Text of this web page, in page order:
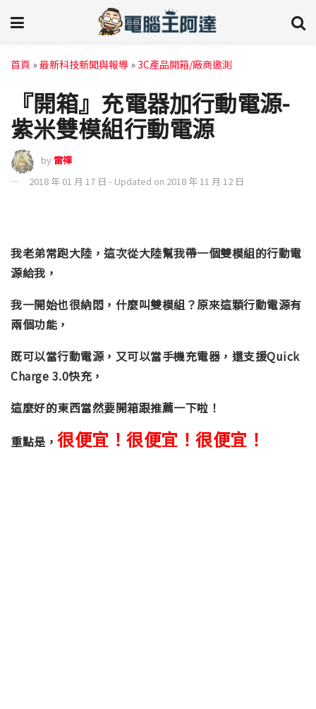
首頁 »最新科技新聞與報導 »3C產品開箱/廠商邀測
『開箱』充電器加行動電源-
紫米雙模組行動電源
by 雷禪
2018 年 01 月 17 日 - Updated on 2018 年 11 月 12 日
我老弟常跑大陸，這次從大陸幫我帶一個雙模組的行動電
源給我，
我一開始也很納悶，什麼叫雙模組？原來這顆行動電源有
兩個功能，
既可以當行動電源，又可以當手機充電器，還支援Quick
Charge 3.0快充，
這麼好的東西當然要開箱跟推薦一下啦！
重點是， 很便宜！很便宜！很便宜！